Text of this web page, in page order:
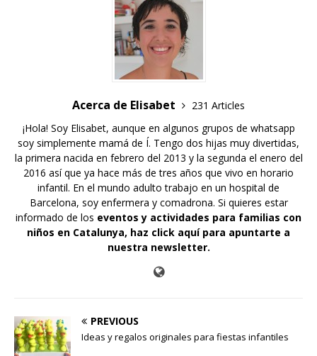
Acerca de Elisabet
231 Articles
¡Hola! Soy Elisabet, aunque en algunos grupos de whatsapp
soy simplemente mamá de Í. Tengo dos hijas muy divertidas,
la primera nacida en febrero del 2013 y la segunda el enero del
2016 así que ya hace más de tres años que vivo en horario
infantil. En el mundo adulto trabajo en un hospital de
Barcelona, soy enfermera y comadrona. Si quieres estar
informado de los eventos y actividades para familias con
niños en Catalunya, haz click aquí para apuntarte a
nuestra newsletter.
PREVIOUS
Ideas y regalos originales para fiestas infantiles